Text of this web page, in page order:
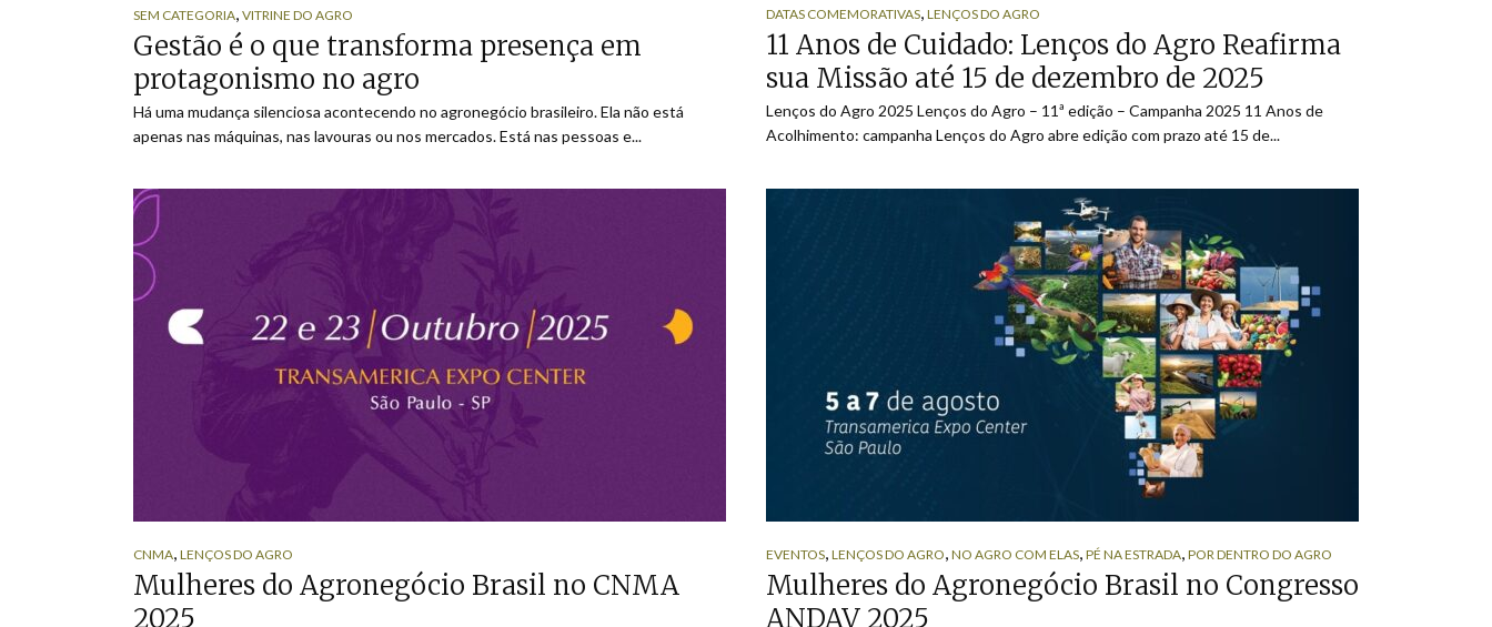
SEM CATEGORIA VITRINE DO AGRO
Gestão é o que transforma presença em
protagonismo no agro
Há uma mudança silenciosa acontecendo no agronegócio brasileiro. Ela não está
apenas nas máquinas, nas lavouras ou nos mercados. Está nas pessoas e...
DATAS COMEMORATIVAS, LENÇOS DO AGRO
11 Anos de Cuidado: Lenços do Agro Reafirma
sua Missão até 15 de dezembro de 2025
Lenços do Agro 2025 Lenços do Agro – 11ª edição – Campanha 2025 11 Anos de
Acolhimento: campanha Lenços do Agro abre edição com prazo até 15 de...
CNMA LENÇOS DO AGRO
Mulheres do Agronegócio Brasil no CNMA
2025
EVENTOS LENÇOS DO AGRO NO AGRO COM ELAS PÉ NA ESTRADA POR DENTRO DO AGRO
Mulheres do Agronegócio Brasil no Congresso
ANDAV 2025